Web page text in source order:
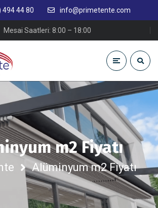
494 44 80 info@primetente.com
Mesai Saatleri: 8:00 – 18:00
m2 Fiyatı
Alüminyum m2 Fiyatı